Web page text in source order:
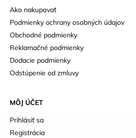
Ako nakupovať
Podmienky ochrany osobných údajov
Obchodné podmienky
Reklamačné podmienky
Dodacie podmienky
Odstúpenie od zmluvy
MÔJ ÚČET
Prihlásiť sa
Registrácia